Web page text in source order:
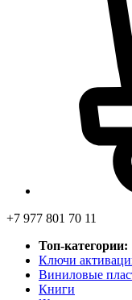
+7 977 801 70 11
Топ-категории:
Ключи
Виниловые
Книги